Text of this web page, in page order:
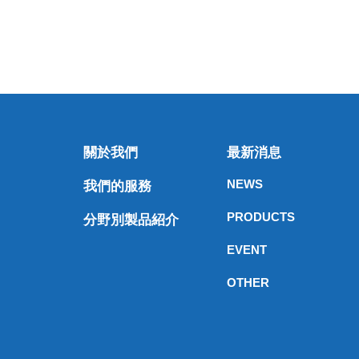
關於我們
我們的服務
分野別製品紹介
最新消息
NEWS
PRODUCTS
EVENT
OTHER